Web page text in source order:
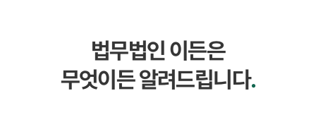
법무법인 이든은
무엇이든 알려드립니다.